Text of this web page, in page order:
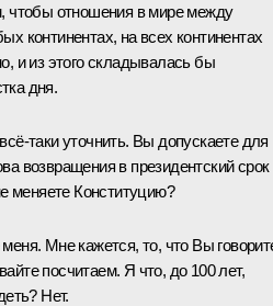
чтобы отношения в мире между
континентах, на всех континентах
и из этого складывалась бы
дня.
таки уточнить. Вы допускаете для
возвращения в президентский срок
меняете Конституцию?
Мне кажется, то, что Вы
посчитаем. Я что, до 100 лет,
Нет.